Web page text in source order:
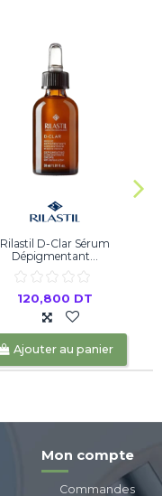
Rilastil D-Clar Sérum
Dépigmentant...
120,800 DT
Ajouter au panier
Mon compte
Commandes